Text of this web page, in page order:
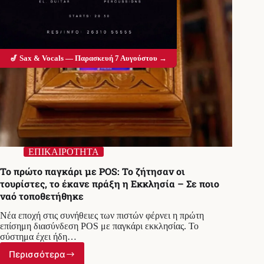
ΕΠΙΚΑΙΡΟΤΗΤΑ
Το πρώτο παγκάρι με POS: Το ζήτησαν οι
τουρίστες, το έκανε πράξη η Εκκλησία – Σε ποιο
ναό τοποθετήθηκε
Νέα εποχή στις συνήθειες των πιστών φέρνει η πρώτη
επίσημη διασύνδεση POS με παγκάρι εκκλησίας. Το
σύστημα έχει ήδη…
Περισσότερα
Το
🎷 Sax & Vocals — Παρασκευή 7 Αυγούστου →